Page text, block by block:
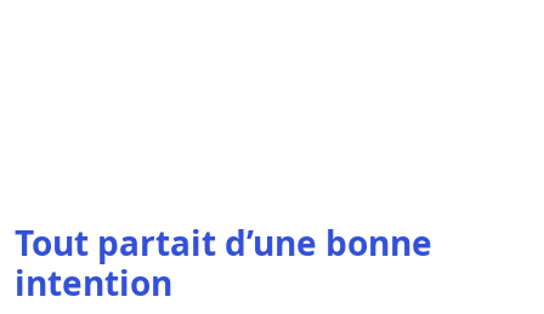
Tout partait d’une bonne
intention